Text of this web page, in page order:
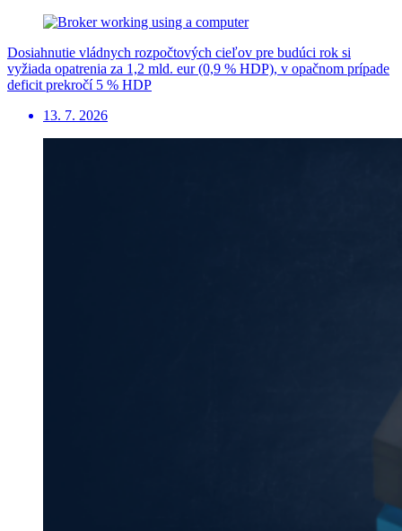
Dosiahnutie vládnych rozpočtových cieľov pre budúci rok si
vyžiada opatrenia za 1,2 mld. eur (0,9 % HDP), v opačnom prípade
deficit prekročí 5 % HDP
13. 7. 2026